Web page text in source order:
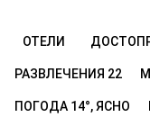
ОТЕЛИ
РАЗВЛЕЧЕНИЯ 22
ПОГОДА 14°, ЯСНО